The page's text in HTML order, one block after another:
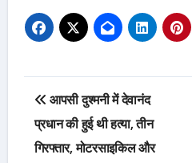
Post
navigation
आपसी दुश्मनी में देवानंद
प्रधान की हुई थी हत्या, तीन
गिरफ्तार, मोटरसाइकिल और